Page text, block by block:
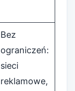
Bez
ograniczeń:
sieci
reklamowe,